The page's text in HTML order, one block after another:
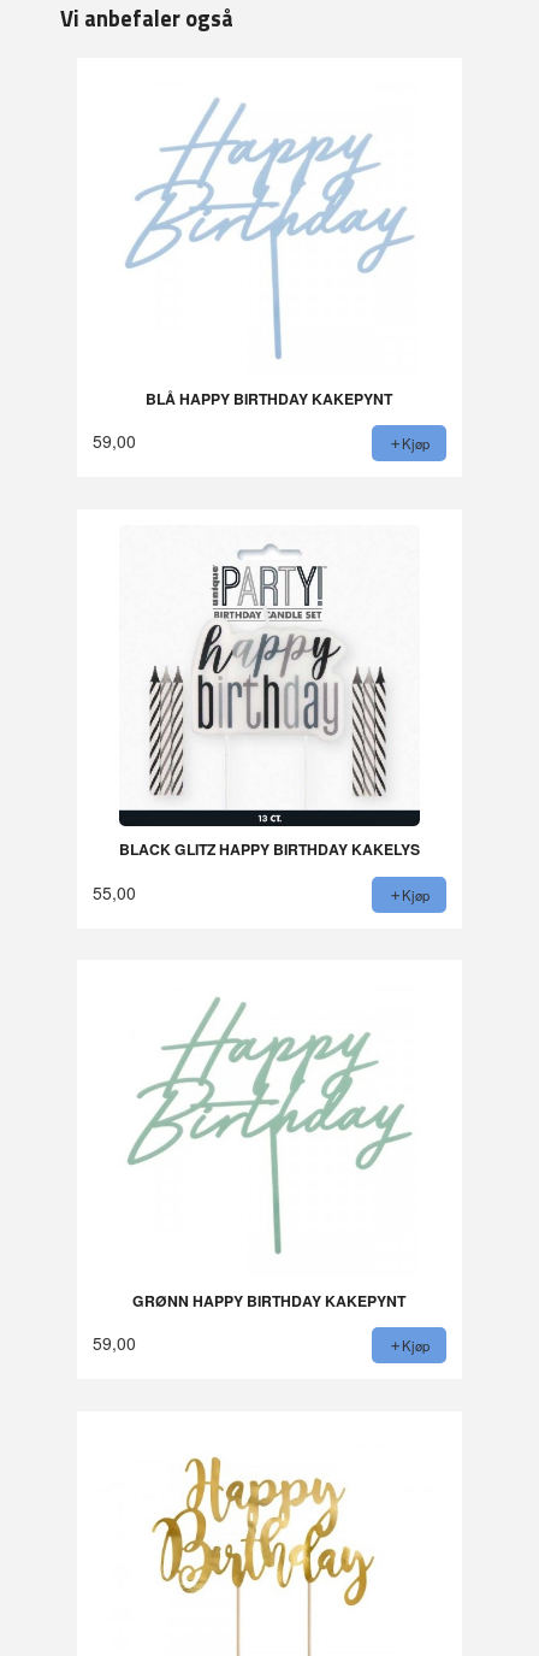
Vi anbefaler også
BLÅ HAPPY BIRTHDAY KAKEPYNT
59,00 Kjøp
BLACK GLITZ HAPPY BIRTHDAY KAKELYS
55,00 Kjøp
GRØNN HAPPY BIRTHDAY KAKEPYNT
59,00 Kjøp